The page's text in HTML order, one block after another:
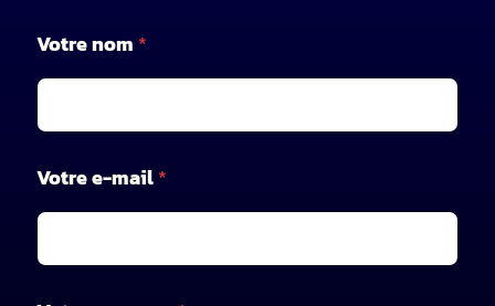
Votre nom *
o
t
e
o
Votre e-mail*